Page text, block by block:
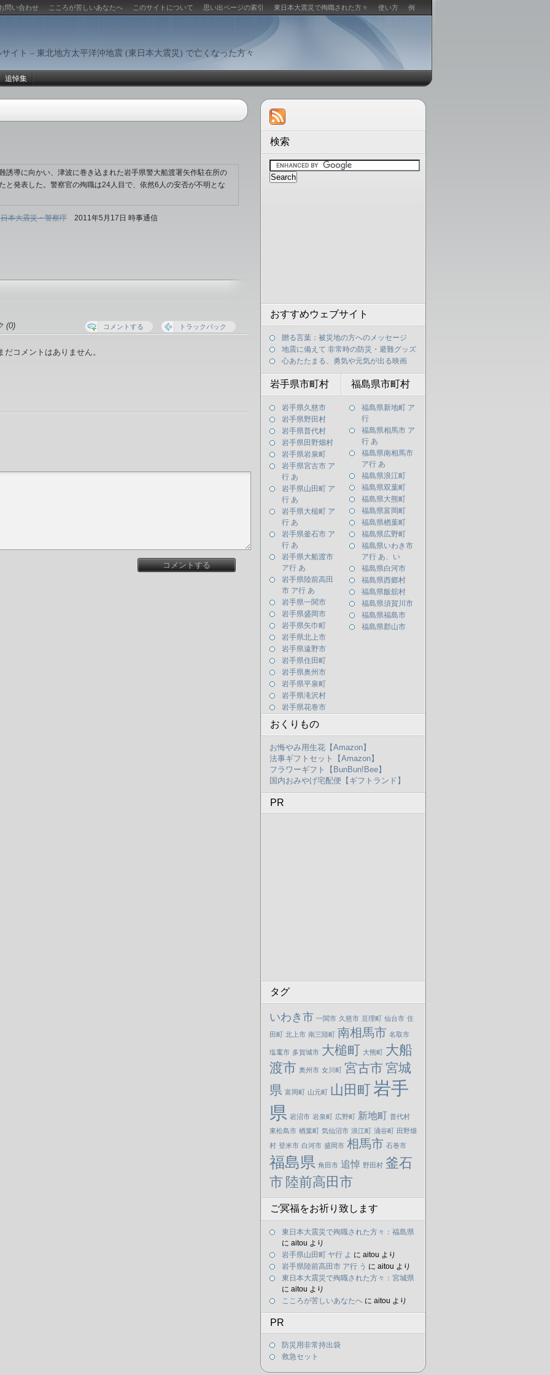
問い合わせ こころが苦しいあなたへ このサイトについて 思い出ページの索引 東日本大震災で殉職された方々 使い方 例
イト – 東北地方太平洋沖地震 (東日本大震災) で亡くなった方々
追悼集
検索
おすすめウェブサイト
贈る言葉：被災地の方へのメッセージ
地震に備えて 非常時の防災・避難グッズ
心あたたまる、勇気や元気が出る映画
岩手県市町村
岩手県久慈市
岩手県野田村
岩手県普代村
岩手県田野畑村
岩手県岩泉町
岩手県宮古市 ア
行 あ
岩手県山田町 ア
行 あ
岩手県大槌町 ア
行 あ
岩手県釜石市 ア
行 あ
岩手県大船渡市
ア行 あ
岩手県陸前高田
市 ア行 あ
岩手県一関市
岩手県盛岡市
岩手県矢巾町
岩手県北上市
岩手県遠野市
岩手県住田町
岩手県奥州市
岩手県平泉町
岩手県滝沢村
岩手県花巻市
福島県市町村
福島県新地町 ア
行
福島県相馬市 ア
行 あ
福島県南相馬市
ア行 あ
福島県浪江町
福島県双葉町
福島県大熊町
福島県富岡町
福島県楢葉町
福島県広野町
福島県いわき市
ア行 あ、い
福島県白河市
福島県西郷村
福島県飯舘村
福島県須賀川市
福島県福島市
福島県郡山市
おくりもの
お悔やみ用生花【Amazon】
法事ギフトセット【Amazon】
フラワーギフト【BunBun!Bee】
国内おみやげ宅配便【ギフトランド】
PR
タグ
いわき市 一関市 久慈市 亘理町 仙台市 住
田町 北上市 南三陸町 南相馬市 名取市
塩竃市 多賀城市 大槌町 大熊町 大船
渡市 奥州市 女川町 宮古市 宮城
県 富岡町 山元町 山田町 岩手
県 岩沼市 岩泉町 広野町 新地町 普代村
東松島市 楢葉町 気仙沼市 浪江町 涌谷町 田野畑
村 登米市 白河市 盛岡市 相馬市 石巻市
福島県 角田市 追悼 野田村 釜石
市 陸前高田市
ご冥福をお祈り致します
東日本大震災で殉職された方々：福島県
に aitou より
岩手県山田町 ヤ行 よ に aitou より
岩手県陸前高田市 ア行 う に aitou より
東日本大震災で殉職された方々：宮城県
に aitou より
こころが苦しいあなたへ に aitou より
PR
防災用非常持出袋
救急セット
誘導に向かい、津波に巻き込まれた岩手県警大船渡署矢作駐在所の
と発表した。警察官の殉職は24人目で、依然6人の安否が不明とな
本大震災・警察庁 2011年5月17日 時事通信
(0) コメントする トラックバック
だコメントはありません。
コメントする